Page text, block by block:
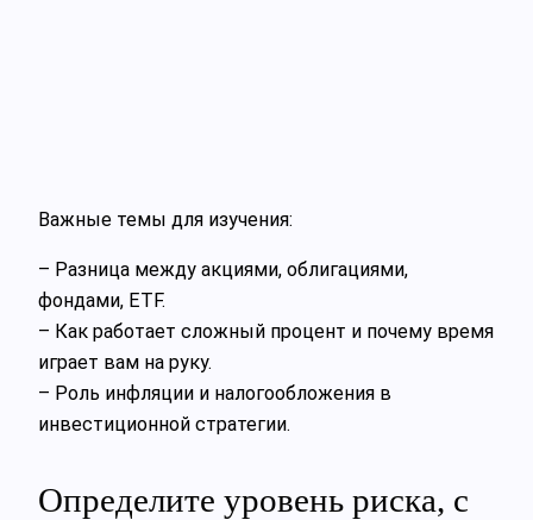
Важные темы для изучения:
– Разница между акциями, облигациями,
фондами, ETF.
– Как работает сложный процент и почему время
играет вам на руку.
– Роль инфляции и налогообложения в
инвестиционной стратегии.
Определите уровень риска, с